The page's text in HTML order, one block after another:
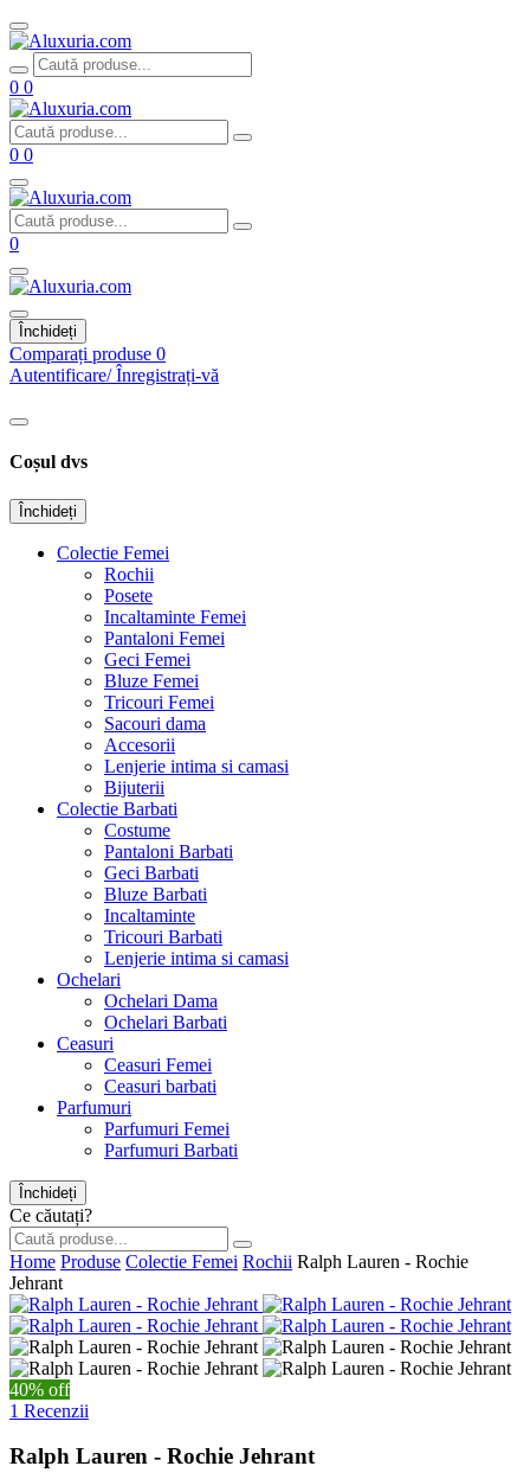
0 0
0 0
0
Închideți
Comparați produse 0
Autentificare/ Înregistrați-vă
Coșul dvs
Închideți
Colectie Femei
Rochii
Posete
Incaltaminte Femei
Pantaloni Femei
Geci Femei
Bluze Femei
Tricouri Femei
Sacouri dama
Accesorii
Lenjerie intima si camasi
Bijuterii
Colectie Barbati
Costume
Pantaloni Barbati
Geci Barbati
Bluze Barbati
Incaltaminte
Tricouri Barbati
Lenjerie intima si camasi
Ochelari
Ochelari Dama
Ochelari Barbati
Ceasuri
Ceasuri Femei
Ceasuri barbati
Parfumuri
Parfumuri Femei
Parfumuri Barbati
Închideți
Ce căutați?
Home Produse Colectie Femei Rochii Ralph Lauren - Rochie
Jehrant
40% off
1 Recenzii
Ralph Lauren - Rochie Jehrant